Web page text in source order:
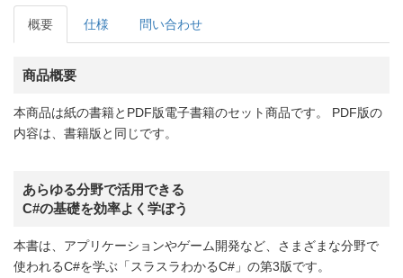
概要 仕様 問い合わせ
商品概要
本商品は紙の書籍とPDF版電子書籍のセット商品です。 PDF版の
内容は、書籍版と同じです。
あらゆる分野で活用できる
C#の基礎を効率よく学ぼう
本書は、アプリケーションやゲーム開発など、さまざまな分野で
使われるC#を学ぶ「スラスラわかるC#」の第3版です。